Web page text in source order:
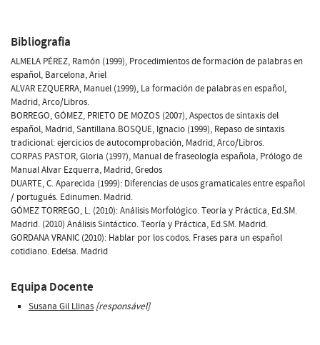
Bibliografia
ALMELA PÉREZ, Ramón (1999), Procedimientos de formación de palabras en
español, Barcelona, Ariel
ALVAR EZQUERRA, Manuel (1999), La formación de palabras en español,
Madrid, Arco/Libros.
BORREGO, GÓMEZ, PRIETO DE MOZOS (2007), Aspectos de sintaxis del
español, Madrid, Santillana.BOSQUE, Ignacio (1999), Repaso de sintaxis
tradicional: ejercicios de autocomprobación, Madrid, Arco/Libros.
CORPAS PASTOR, Gloria (1997), Manual de fraseología española, Prólogo de
Manual Alvar Ezquerra, Madrid, Gredos
DUARTE, C. Aparecida (1999): Diferencias de usos gramaticales entre español
/ portugués. Edinumen. Madrid.
GÓMEZ TORREGO, L. (2010): Análisis Morfológico. Teoría y Práctica, Ed.SM.
Madrid. (2010) Análisis Sintáctico. Teoría y Práctica, Ed.SM. Madrid.
GORDANA VRANIC (2010): Hablar por los codos. Frases para un español
cotidiano. Edelsa. Madrid
Equipa Docente
Susana Gil Llinas [responsável]